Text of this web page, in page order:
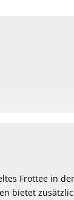
Frottee in
bietet